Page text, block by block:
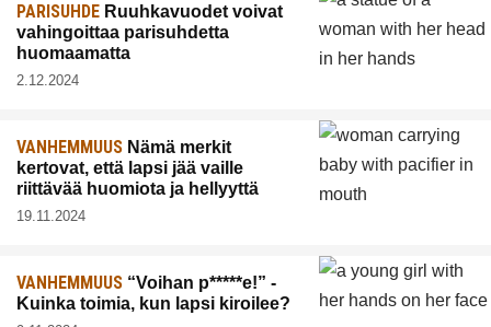
PARISUHDE Ruuhkavuodet voivat
vahingoittaa parisuhdetta
huomaamatta
2.12.2024
VANHEMMUUS Nämä merkit
kertovat, että lapsi jää vaille
riittävää huomiota ja hellyyttä
19.11.2024
VANHEMMUUS “Voihan p*****e!” -
Kuinka toimia, kun lapsi kiroilee?